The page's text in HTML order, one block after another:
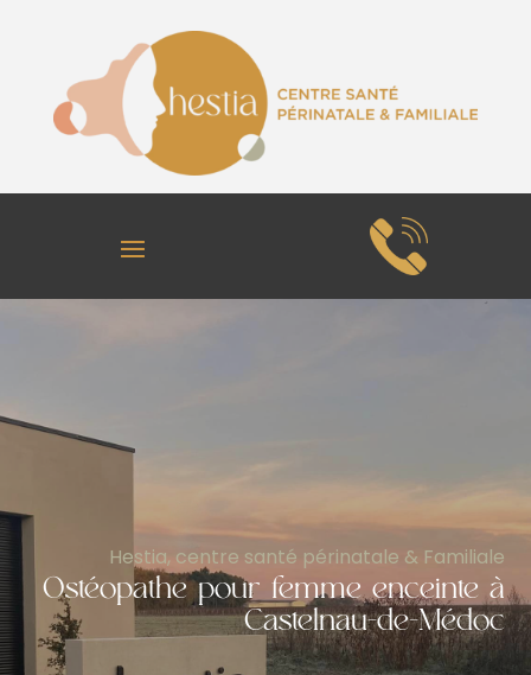
Hestia, centre santé périnatale & Familiale
Ostéopathe pour femme enceinte à
Castelnau-de-Médoc